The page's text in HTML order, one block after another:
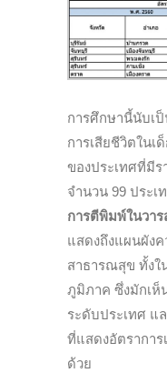
การศึกษานี้นับเ
การเสียชีวิตใน
ของประเทศที่มีร
จำนวน 99 ประเ
การตีพิมพ์ในวาร
แสดงถึงแผนผัง
สาธารณสุข ทั้งใ
ภูมิภาค ซึ่งมักเห็
ระดับประเทศ แ
ที่แสดงอัตราการ
ด้วย